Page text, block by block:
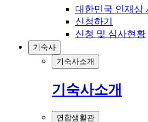
대한민국 인재상
신청하기
신청 및 심사현황
기숙사
기숙사소개
기숙사소개
연합생활관